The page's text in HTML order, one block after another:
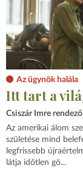
Az ügynök halála
Itt tart a
Csiszár Imre rendező
Az amerikai álom
születése mind
legfrissebb
látja időtlen gö...